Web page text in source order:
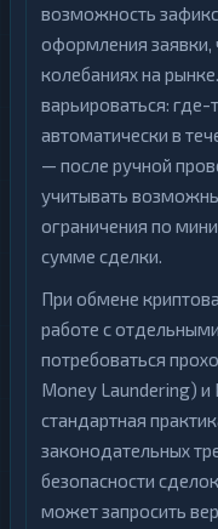
возможность
оформления заявки,
колебаниях на
варьироваться: где-
автоматически в
— после ручной
учитывать
ограничения по
сумме сделки.
При обмене
работе с
потребоваться
Money Laundering) и
стандартная
законодательных
безопасности
может запросить